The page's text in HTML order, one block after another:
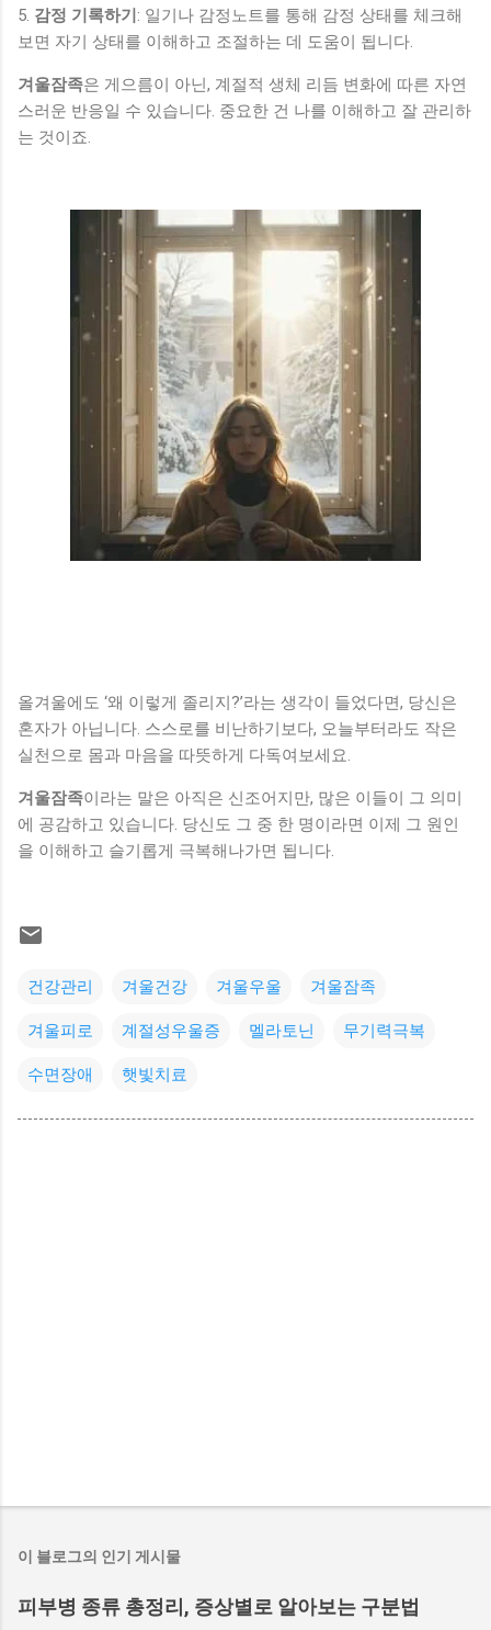
5. 감정 기록하기 : 일기나 감정노트를 통해 감정 상태를 체크해
보면 자기 상태를 이해하고 조절하는 데 도움이 됩니다.
겨울잠족은 게으름이 아닌, 계절적 생체 리듬 변화에 따른 자연
스러운 반응일 수 있습니다. 중요한 건 나를 이해하고 잘 관리하
는 것이죠.
올겨울에도 ‘왜 이렇게 졸리지?’라는 생각이 들었다면, 당신은
혼자가 아닙니다. 스스로를 비난하기보다, 오늘부터라도 작은
실천으로 몸과 마음을 따뜻하게 다독여보세요.
겨울잠족이라는 말은 아직은 신조어지만, 많은 이들이 그 의미
에 공감하고 있습니다. 당신도 그 중 한 명이라면 이제 그 원인
을 이해하고 슬기롭게 극복해나가면 됩니다.
건강관리 겨울건강 겨울우울 겨울잠족
겨울피로 계절성우울증 멜라토닌 무기력극복
수면장애 햇빛치료
이 블로그의 인기 게시물
피부병 종류 총정리, 증상별로 알아보는 구분법